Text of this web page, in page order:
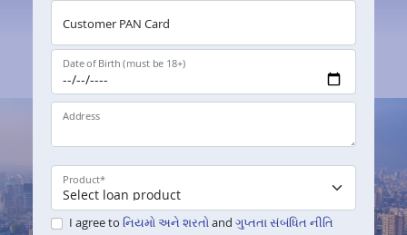
Customer PAN Card
Date of Birth (must be 18+)
Address
Product*
I agree to નિયમો અને શરતોand ગુપ્તતા સંબંધિત નીતિ